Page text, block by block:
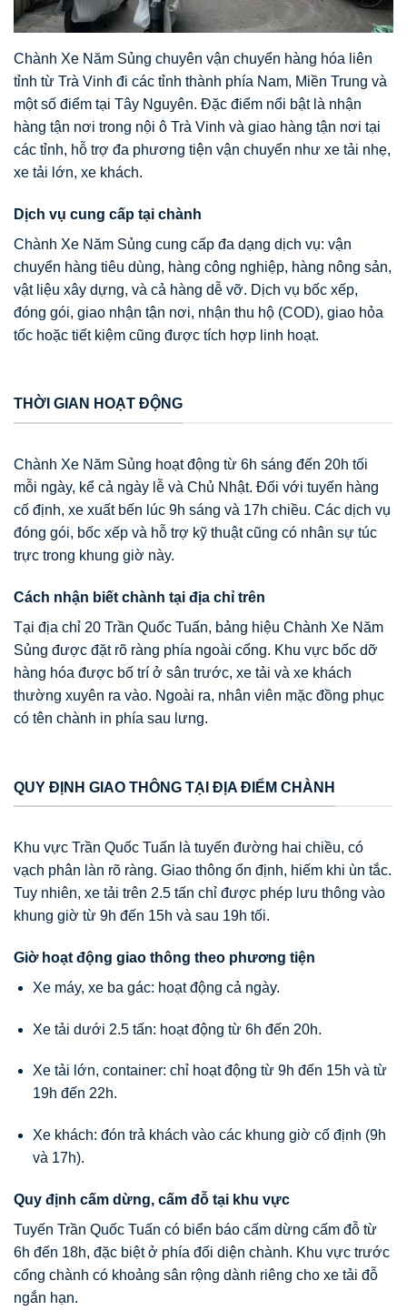
Chành Xe Năm Sủng chuyên vận chuyển hàng hóa liên
tỉnh từ Trà Vinh đi các tỉnh thành phía Nam, Miền Trung và
một số điểm tại Tây Nguyên. Đặc điểm nổi bật là nhận
hàng tận nơi trong nội ô Trà Vinh và giao hàng tận nơi tại
các tỉnh, hỗ trợ đa phương tiện vận chuyển như xe tải nhẹ,
xe tải lớn, xe khách.
Dịch vụ cung cấp tại chành
Chành Xe Năm Sủng cung cấp đa dạng dịch vụ: vận
chuyển hàng tiêu dùng, hàng công nghiệp, hàng nông sản,
vật liệu xây dựng, và cả hàng dễ vỡ. Dịch vụ bốc xếp,
đóng gói, giao nhận tận nơi, nhận thu hộ (COD), giao hỏa
tốc hoặc tiết kiệm cũng được tích hợp linh hoạt.
THỜI GIAN HOẠT ĐỘNG
Chành Xe Năm Sủng hoạt động từ 6h sáng đến 20h tối
mỗi ngày, kể cả ngày lễ và Chủ Nhật. Đối với tuyến hàng
cố định, xe xuất bến lúc 9h sáng và 17h chiều. Các dịch vụ
đóng gói, bốc xếp và hỗ trợ kỹ thuật cũng có nhân sự túc
trực trong khung giờ này.
Cách nhận biết chành tại địa chỉ trên
Tại địa chỉ 20 Trần Quốc Tuấn, bảng hiệu Chành Xe Năm
Sủng được đặt rõ ràng phía ngoài cổng. Khu vực bốc dỡ
hàng hóa được bố trí ở sân trước, xe tải và xe khách
thường xuyên ra vào. Ngoài ra, nhân viên mặc đồng phục
có tên chành in phía sau lưng.
QUY ĐỊNH GIAO THÔNG TẠI ĐỊA ĐIỂM CHÀNH
Khu vực Trần Quốc Tuấn là tuyến đường hai chiều, có
vạch phân làn rõ ràng. Giao thông ổn định, hiếm khi ùn tắc.
Tuy nhiên, xe tải trên 2.5 tấn chỉ được phép lưu thông vào
khung giờ từ 9h đến 15h và sau 19h tối.
Giờ hoạt động giao thông theo phương tiện
Xe máy, xe ba gác: hoạt động cả ngày.
Xe tải dưới 2.5 tấn: hoạt động từ 6h đến 20h.
Xe tải lớn, container: chỉ hoạt động từ 9h đến 15h và từ
19h đến 22h.
Xe khách: đón trả khách vào các khung giờ cố định (9h
và 17h).
Quy định cấm dừng, cấm đỗ tại khu vực
Tuyến Trần Quốc Tuấn có biển báo cấm dừng cấm đỗ từ
6h đến 18h, đặc biệt ở phía đối diện chành. Khu vực trước
cổng chành có khoảng sân rộng dành riêng cho xe tải đỗ
ngắn hạn.